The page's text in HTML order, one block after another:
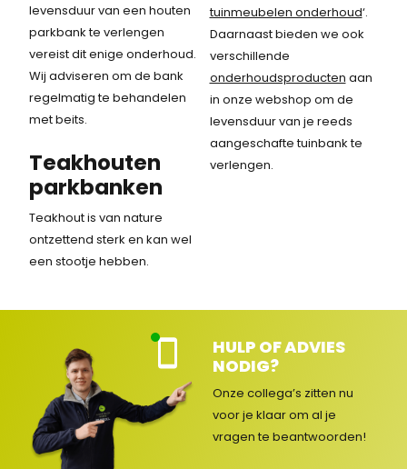
levensduur van een houten
parkbank te verlengen
vereist dit enige onderhoud.
Wij adviseren om de bank
regelmatig te behandelen
met beits.
Teakhouten
parkbanken
Teakhout is van nature
ontzettend sterk en kan wel
een stootje hebben.
tuinmeubelen onderhoud‘.
Daarnaast bieden we ook
verschillende
onderhoudsproducten aan
in onze webshop om de
levensduur van je reeds
aangeschafte tuinbank te
verlengen.
nte
nse
rvic
e
HULP OF ADVIES
NODIG?
Onze collega’s zitten nu
voor je klaar om al je
vragen te beantwoorden!